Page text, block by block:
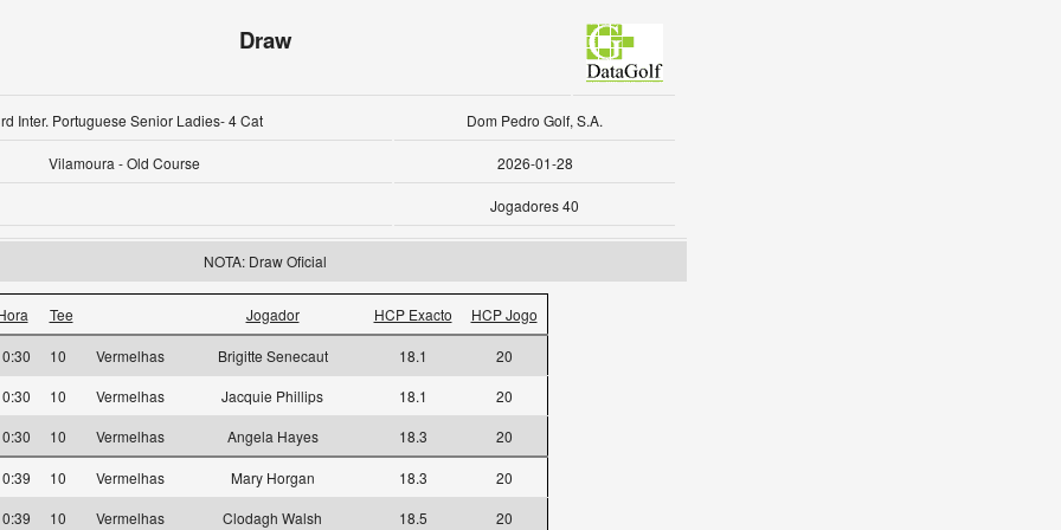
Draw
Inter. Portuguese Senior Ladies- 4 Cat Dom Pedro Golf, S.A.
Vilamoura - Old Course 2026-01-28
Jogadores 40
NOTA: Draw Oficial
Tee Jogador HCP Exacto HCP Jogo
10 Vermelhas Brigitte Senecaut 18.1
20
10 Vermelhas Jacquie Phillips 18.1
20
10 Vermelhas Angela Hayes 18.3 20
10 Vermelhas Mary Horgan 18.3
20
10 Vermelhas Clodagh Walsh 18.5 20